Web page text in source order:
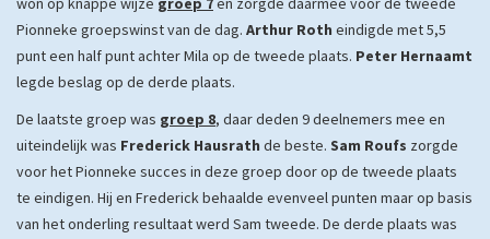
Pionneke groepswinst van de dag. Arthur Roth eindigde met 5,5
punt een half punt achter Mila op de tweede plaats. Peter Hernaamt
legde beslag op de derde plaats.
De laatste groep was groep 8, daar deden 9 deelnemers mee en
uiteindelijk was Frederick Hausrath de beste. Sam Roufs zorgde
voor het Pionneke succes in deze groep door op de tweede plaats
te eindigen. Hij en Frederick behaalde evenveel punten maar op basis
van het onderling resultaat werd Sam tweede. De derde plaats was